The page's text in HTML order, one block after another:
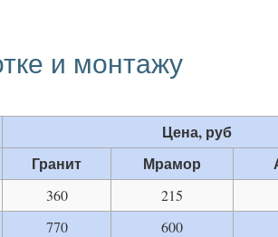
и монтажу
Цена, руб
Гранит
Мрамор
360 215
770 600